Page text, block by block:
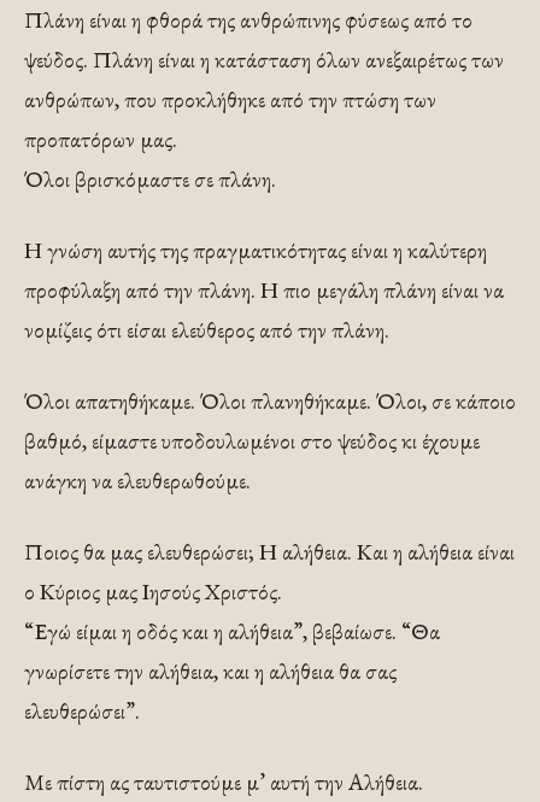
Πλάνη είναι η φθορά της ανθρώπινης φύσεως από το
ψεύδος. Πλάνη είναι η κατάσταση όλων ανεξαιρέτως των
ανθρώπων, που προκλήθηκε από την πτώση των
προπατόρων μας.
Όλοι βρισκόμαστε σε πλάνη.
Η γνώση αυτής της πραγματικότητας είναι η καλύτερη
προφύλαξη από την πλάνη. Η πιο μεγάλη πλάνη είναι να
νομίζεις ότι είσαι ελεύθερος από την πλάνη.
Όλοι απατηθήκαμε. Όλοι πλανηθήκαμε. Όλοι, σε κάποιο
βαθμό, είμαστε υποδουλωμένοι στο ψεύδος κι έχουμε
ανάγκη να ελευθερωθούμε.
Ποιος θα μας ελευθερώσει; Η αλήθεια. Και η αλήθεια είναι
ο Κύριος μας Ιησούς Χριστός.
“Εγώ είμαι η οδός και η αλήθεια”, βεβαίωσε. “Θα
γνωρίσετε την αλήθεια, και η αλήθεια θα σας
ελευθερώσει”.
Με πίστη ας ταυτιστούμε μ’ αυτή την Αλήθεια.